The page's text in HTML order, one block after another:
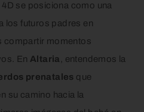
se posiciona como una
los futuros padres en
compartir momentos
En Altaria , entendemos la
prenatales que
su camino hacia la